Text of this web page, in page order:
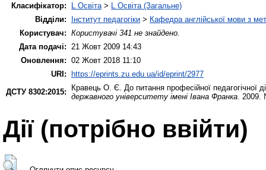
Класифікатор:
L Освіта > L Освіта (Загальне)
Відділи:
Інститут педагогіки > Кафедра англійської мови з
Користувач: Користувачі 341 не знайдено.
Дата подачі:
21 Жовт 2009 14:43
Оновлення: 02 Жовт 2018 11:10
URI: https://eprints.zu.edu.ua/id/eprint/2977
ДСТУ 8302:2015:
Кравець О. Є. До питання професійної педагогічної
державного університету імені Івана Франка .
Дії ​​(потрібно ввійти)